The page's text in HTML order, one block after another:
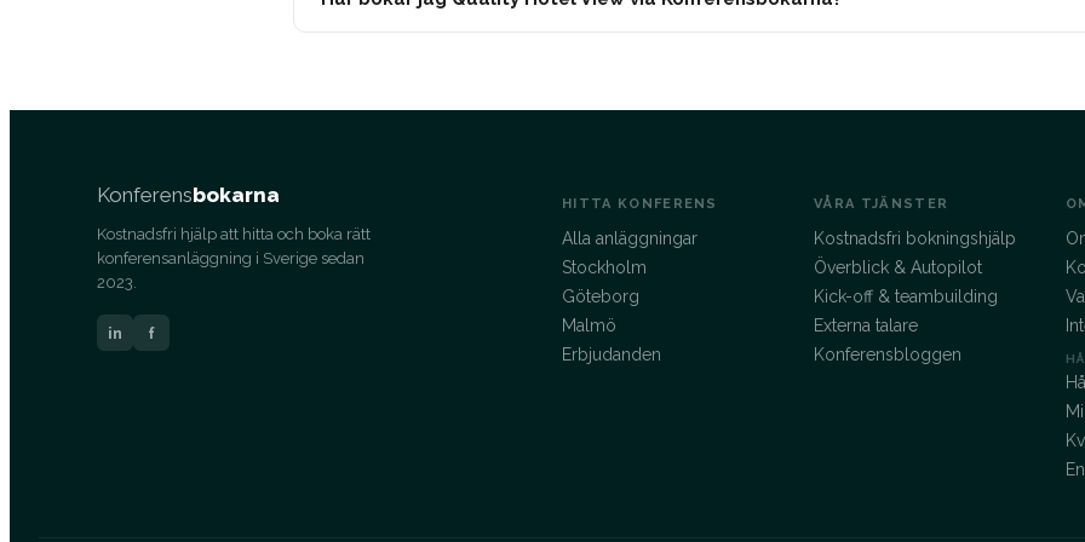
Konferensbokarna
Kostnadsfri hjälp att hitta och boka rätt
konferensanläggning i Sverige sedan
2023.
in f
HITTA KONFERENS
Alla anläggningar
Stockholm
Göteborg
Malmö
Erbjudanden
VÅRA TJÄNSTER
Kostnadsfri bokningshjälp
Överblick & Autopilot
Kick-off & teambuilding
Externa talare
Konferensbloggen